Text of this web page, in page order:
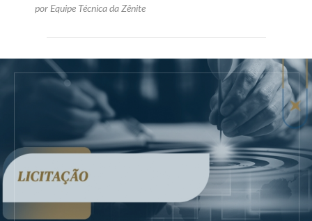
por Equipe Técnica da Zênite